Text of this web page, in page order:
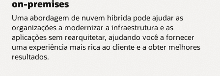
on-premises
Uma abordagem de nuvem híbrida pode ajudar as
organizações a modernizar a infraestrutura e as
aplicações sem rearquitetar, ajudando você a fornecer
uma experiência mais rica ao cliente e a obter melhores
resultados.